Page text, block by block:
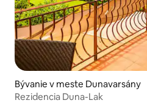
Bývanie v meste Dunavarsány
Rezidencia Duna-Lak